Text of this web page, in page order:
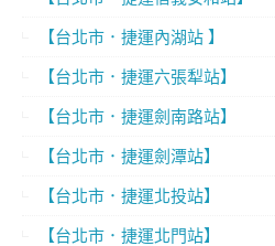
【台北市．捷運內湖站 】
【台北市．捷運六張犁站】
【台北市．捷運劍南路站】
【台北市．捷運劍潭站】
【台北市．捷運北投站】
【台北市．捷運北門站】